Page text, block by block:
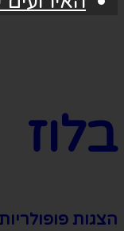
בלוז
הצגות פופולריות